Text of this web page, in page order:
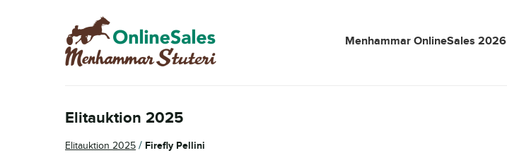
Hoppa
till
navigering
Hoppa
till
innehåll
Menhammar OnlineSales 2026
Elitauktion 2025
Elitauktion 2025 / Firefly Pellini